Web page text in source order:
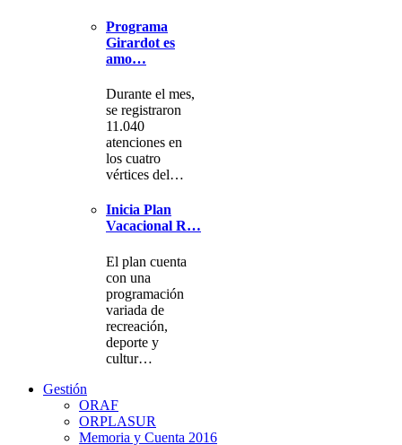
Programa
Girardot es
amo…
Durante el mes,
se registraron
11.040
atenciones en
los cuatro
vértices del…
Inicia Plan
Vacacional R…
El plan cuenta
con una
programación
variada de
recreación,
deporte y
cultur…
Gestión
ORAF
ORPLASUR
Memoria y Cuenta 2016